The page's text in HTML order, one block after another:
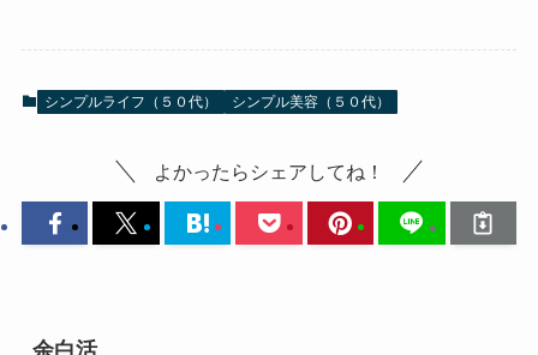
シンプルライフ（５０代） シンプル美容（５０代）
よかったらシェアしてね！
余白活